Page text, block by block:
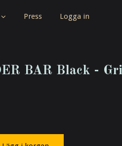
BAR Black -
Press Logga in